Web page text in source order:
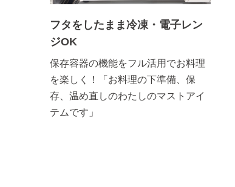
フタをしたまま冷凍・電子レン
ジOK
保存容器の機能をフル活用でお料理
を楽しく！「お料理の下準備、保
存、温め直しのわたしのマストアイ
テムです」